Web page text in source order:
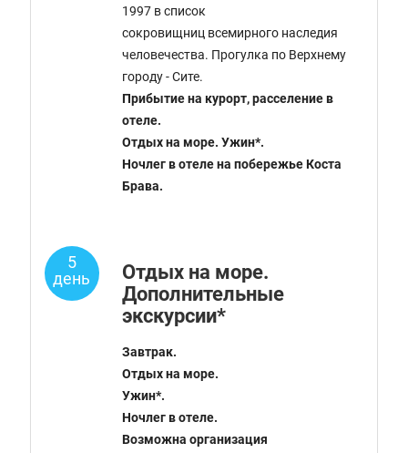
1997 в список
сокровищниц всемирного наследия
человечества. Прогулка по Верхнему
городу - Сите.
Прибытие на курорт, расселение в
отеле.
Отдых на море. Ужин*.
Ночлег в отеле на побережье Коста
Брава.
5
день
Отдых на море.
Дополнительные
экскурсии*
Завтрак.
Отдых на море.
Ужин*.
Ночлег в отеле.
Возможна организация